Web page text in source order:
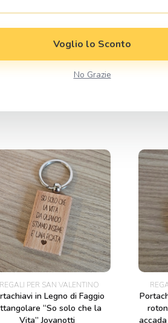
per i
Accessori e
Bijoux
REGALI PER SAN VALENTINO
in Legno di Faggio
“So solo che la
Vita” Jovanotti
Voglio lo Sconto
No Grazie